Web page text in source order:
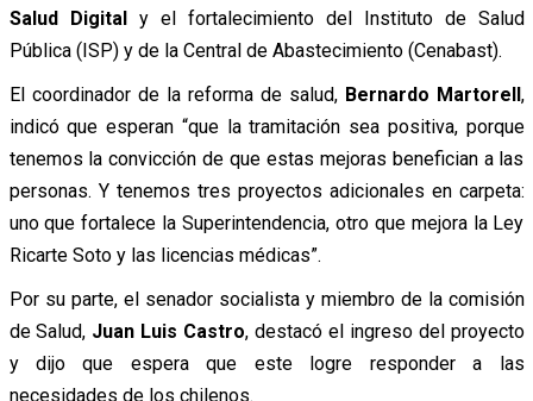
Salud Digital y el fortalecimiento del Instituto de Salud
Pública (ISP) y de la Central de Abastecimiento (Cenabast).
El coordinador de la reforma de salud, Bernardo Martorell,
indicó que esperan “que la tramitación sea positiva, porque
tenemos la convicción de que estas mejoras benefician a las
personas. Y tenemos tres proyectos adicionales en carpeta:
uno que fortalece la Superintendencia, otro que mejora la Ley
Ricarte Soto y las licencias médicas”.
Por su parte, el senador socialista y miembro de la comisión
de Salud, Juan Luis Castro, destacó el ingreso del proyecto
y dijo que espera que este logre responder a las
necesidades de los chilenos.